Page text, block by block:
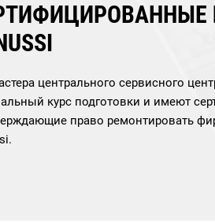
центрального сервисного
курс подготовки и имеют
право ремонтировать